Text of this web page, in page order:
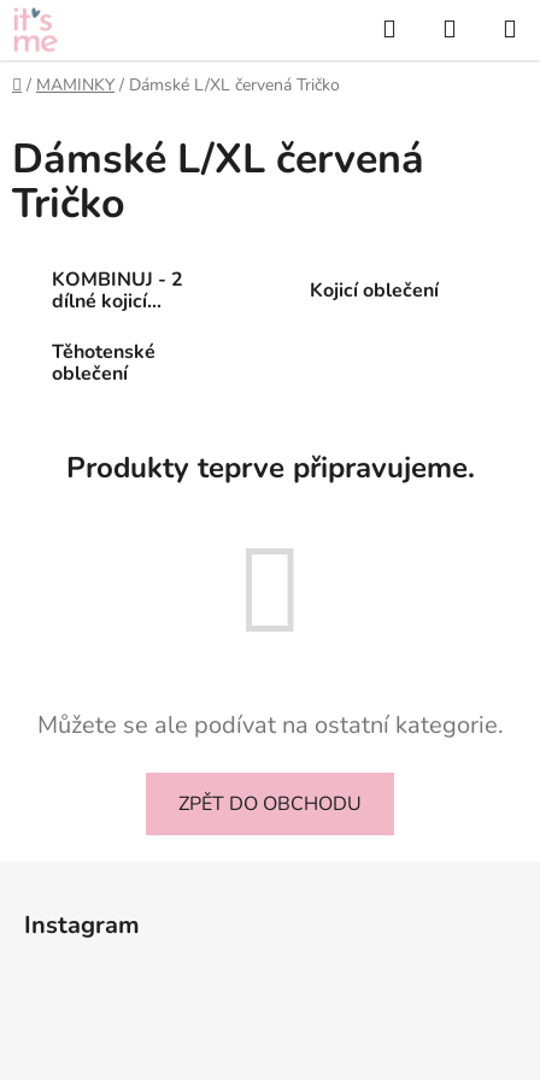
Přejít
na
obsah
Hledat
KOŠÍK
Domů
/ MAMINKY / Dámské L/XL červená Tričko
Dámské L/XL červená
Tričko
KOMBINUJ - 2
dílné kojicí
Kojicí oblečení
Těhotenské
oblečení
Produkty teprve připravujeme.
Můžete se ale podívat na ostatní kategorie.
ZPĚT DO OBCHODU
Instagram